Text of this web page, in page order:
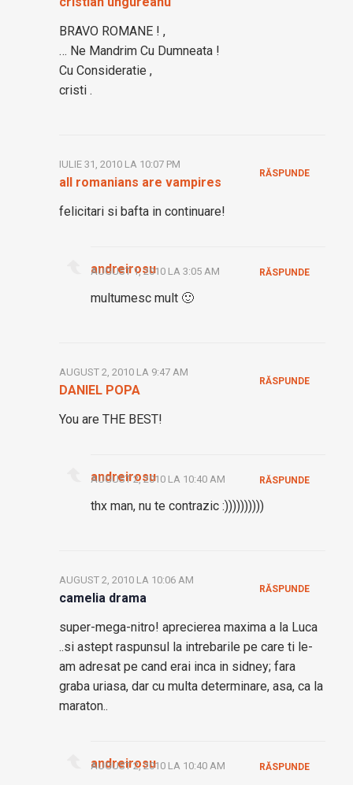
BRAVO ROMANE ! ,
… Ne Mandrim Cu Dumneata !
Cu Consideratie ,
cristi .
all romanians are vampires
IULIE 31, 2010 LA 10:07 PM
felicitari si bafta in continuare!
RĂSPUNDE
andreirosu
AUGUST 1, 2010 LA 3:05 AM
multumesc mult 🙂
RĂSPUNDE
DANIEL POPA
AUGUST 2, 2010 LA 9:47 AM
You are THE BEST!
RĂSPUNDE
andreirosu
AUGUST 2, 2010 LA 10:40 AM
thx man, nu te contrazic :))))))))))
RĂSPUNDE
camelia drama
AUGUST 2, 2010 LA 10:06 AM
super-mega-nitro! aprecierea maxima a la Luca
..si astept raspunsul la intrebarile pe care ti le-
am adresat pe cand erai inca in sidney; fara
graba uriasa, dar cu multa determinare, asa, ca la
maraton..
RĂSPUNDE
andreirosu
AUGUST 2, 2010 LA 10:40 AM RĂSPUNDE